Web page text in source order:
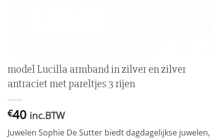
model Lucilla armband in zilver en zilver
antraciet met pareltjes 3 rijen
€40 inc.BTW
Juwelen Sophie De Sutter biedt dagdagelijkse juwelen,